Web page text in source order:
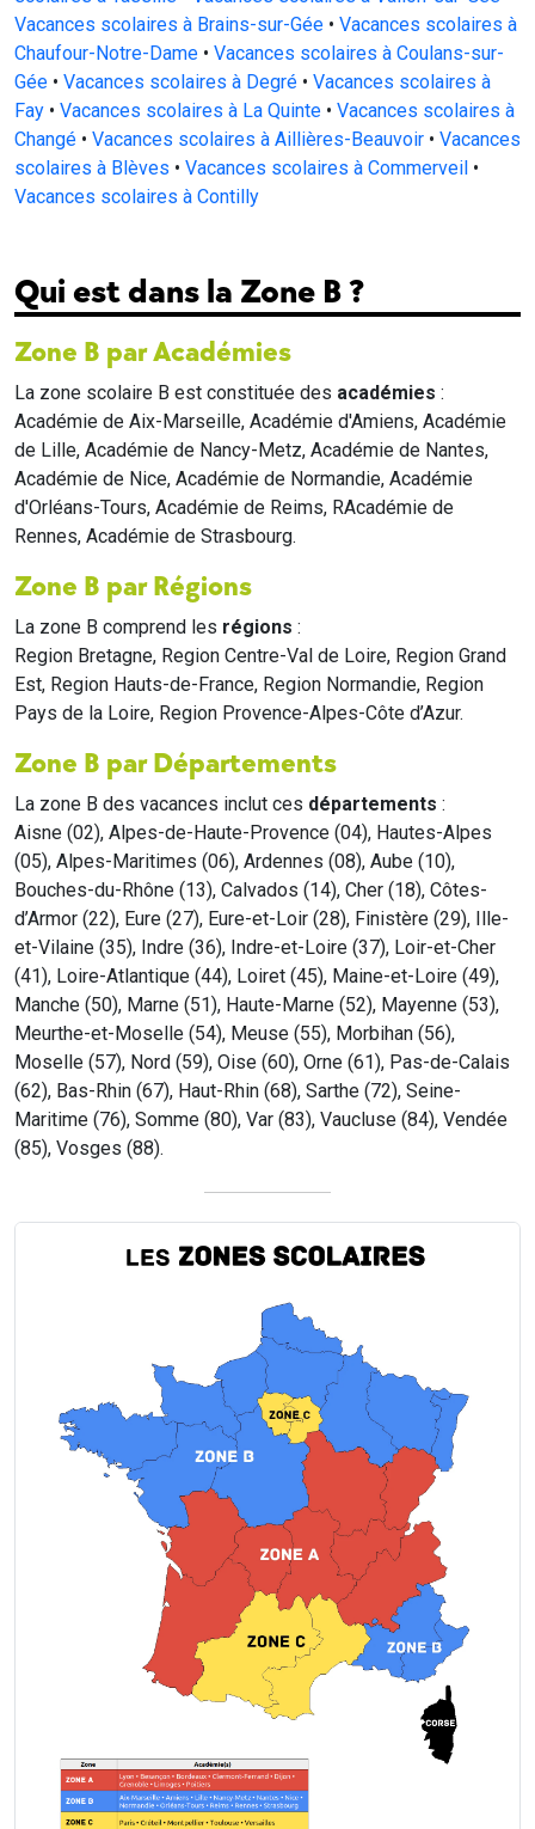
Vacances scolaires à Brains-sur-Gée • Vacances scolaires à
Chaufour-Notre-Dame • Vacances scolaires à Coulans-sur-
Gée • Vacances scolaires à Degré • Vacances scolaires à
Fay • Vacances scolaires à La Quinte • Vacances scolaires à
Changé • Vacances scolaires à Aillières-Beauvoir • Vacances
scolaires à Blèves • Vacances scolaires à Commerveil •
Vacances scolaires à Contilly
Qui est dans la Zone B ?
Zone B par Académies
La zone scolaire B est constituée des académies :
Académie de Aix-Marseille, Académie d'Amiens, Académie
de Lille, Académie de Nancy-Metz, Académie de Nantes,
Académie de Nice, Académie de Normandie, Académie
d'Orléans-Tours, Académie de Reims, RAcadémie de
Rennes, Académie de Strasbourg.
Zone B par Régions
La zone B comprend les régions :
Region Bretagne, Region Centre-Val de Loire, Region Grand
Est, Region Hauts-de-France, Region Normandie, Region
Pays de la Loire, Region Provence-Alpes-Côte d’Azur.
Zone B par Départements
La zone B des vacances inclut ces départements :
Aisne (02), Alpes-de-Haute-Provence (04), Hautes-Alpes
(05), Alpes-Maritimes (06), Ardennes (08), Aube (10),
Bouches-du-Rhône (13), Calvados (14), Cher (18), Côtes-
d’Armor (22), Eure (27), Eure-et-Loir (28), Finistère (29), Ille-
et-Vilaine (35), Indre (36), Indre-et-Loire (37), Loir-et-Cher
(41), Loire-Atlantique (44), Loiret (45), Maine-et-Loire (49),
Manche (50), Marne (51), Haute-Marne (52), Mayenne (53),
Meurthe-et-Moselle (54), Meuse (55), Morbihan (56),
Moselle (57), Nord (59), Oise (60), Orne (61), Pas-de-Calais
(62), Bas-Rhin (67), Haut-Rhin (68), Sarthe (72), Seine-
Maritime (76), Somme (80), Var (83), Vaucluse (84), Vendée
(85), Vosges (88).